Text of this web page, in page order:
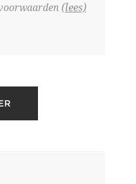
(lees)